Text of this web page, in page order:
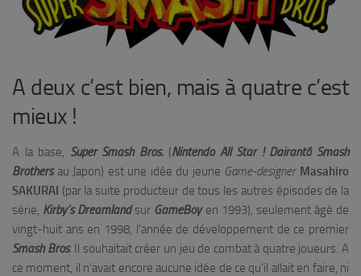
A deux c’est bien, mais à quatre c’est
mieux !
A la base, Super Smash Bros. (Nintendo All Star ! Dairantô Smash
Brothersau Japon) est une idée du jeune Game-designer Masahiro
SAKURAI (par la suite producteur de tous les autres épisodes de la
série, Kirby’s Dreamlandsur GameBoyen 1993), seulement âgé de
vingt-huit ans en 1998, l’année de développement de ce premier
Smash Bros. Il souhaitait créer un jeu de combat à quatre joueurs. A
ce moment, il n’avait encore aucune idée de ce qu’il allait en faire, ni